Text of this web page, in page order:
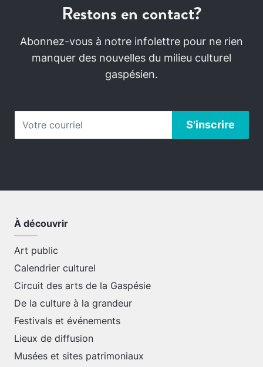
Restons en contact?
Abonnez-vous à notre infolettre pour ne rien
manquer des nouvelles du milieu culturel
gaspésien.
À découvrir
Art public
Calendrier culturel
Circuit des arts de la Gaspésie
De la culture à la grandeur
Festivals et événements
Lieux de diffusion
Musées et sites patrimoniaux